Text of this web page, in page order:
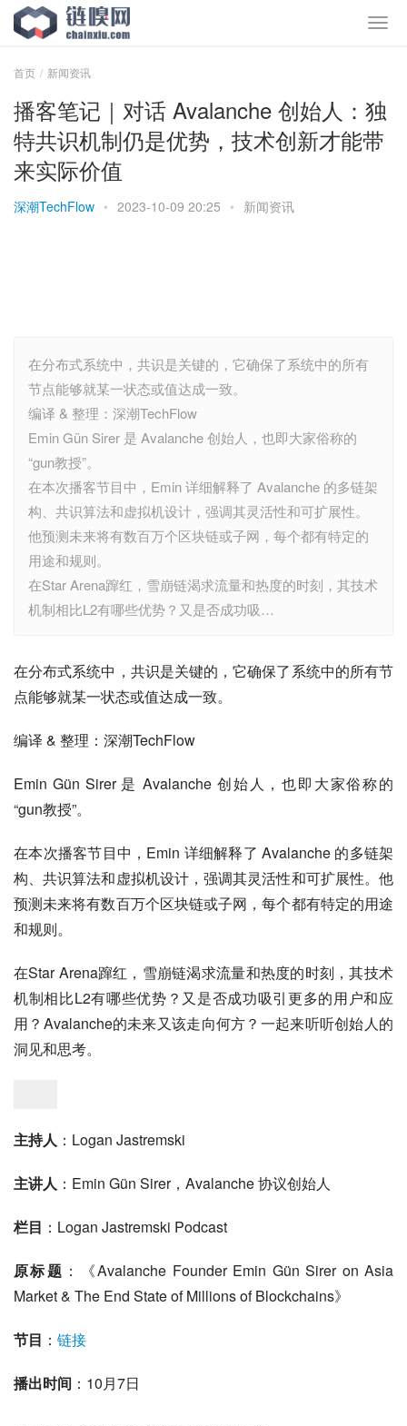
首页 新闻资讯
播客笔记｜对话 Avalanche 创始人：独
特共识机制仍是优势，技术创新才能带
来实际价值
深潮TechFlow • 2023-10-09 20:25 • 新闻资讯
在分布式系统中，共识是关键的，它确保了系统中的所有
节点能够就某一状态或值达成一致。
编译 & 整理：深潮TechFlow
Emin Gün Sirer 是 Avalanche 创始人，也即大家俗称的
“gun教授”。
在本次播客节目中，Emin 详细解释了 Avalanche 的多链架
构、共识算法和虚拟机设计，强调其灵活性和可扩展性。
他预测未来将有数百万个区块链或子网，每个都有特定的
用途和规则。
在Star Arena蹿红，雪崩链渴求流量和热度的时刻，其技术
机制相比L2有哪些优势？又是否成功吸…
在分布式系统中，共识是关键的，它确保了系统中的所有节
点能够就某一状态或值达成一致。
编译 & 整理：深潮TechFlow
Emin Gün Sirer 是 Avalanche 创始人，也即大家俗称的
“gun教授”。
在本次播客节目中，Emin 详细解释了 Avalanche 的多链架
构、共识算法和虚拟机设计，强调其灵活性和可扩展性。他
预测未来将有数百万个区块链或子网，每个都有特定的用途
和规则。
在Star Arena蹿红，雪崩链渴求流量和热度的时刻，其技术
机制相比L2有哪些优势？又是否成功吸引更多的用户和应
用？Avalanche的未来又该走向何方？一起来听听创始人的
洞见和思考。
主持人 ：Logan Jastremski
主讲人 ：Emin Gün Sirer，Avalanche 协议创始人
栏目 ：Logan Jastremski Podcast
原标题 ：《Avalanche Founder Emin Gün Sirer on Asia
Market & The End State of Millions of Blockchains》
节目 ： 链接
播出时间 ：10月7日